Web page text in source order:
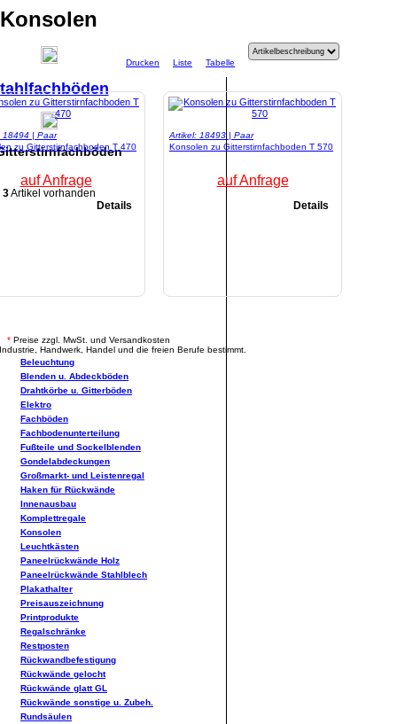
Konsolen
3Artikel vorhanden
Drucken Liste Tabelle
18494 | Paar
zu Gitterstirnfachboden T 470
auf Anfrage
Details
Artikel: 18493 | Paar
Konsolen zu Gitterstirnfachboden T 570
auf Anfrage
Details
* Preise zzgl. MwSt. und Versandkosten
Handwerk, Handel und die freien Berufe bestimmt.
Beleuchtung
Blenden u. Abdeckböden
Drahtkörbe u. Gitterböden
Elektro
Fachböden
Fachbodenunterteilung
Fußteile und Sockelblenden
Gondelabdeckungen
Großmarkt- und Leistenregal
Haken für Rückwände
Innenausbau
Komplettregale
Konsolen
Leuchtkästen
Paneelrückwände Holz
Paneelrückwände Stahlblech
Plakathalter
Preisauszeichnung
Printprodukte
Regalschränke
Restposten
Rückwandbefestigung
Rückwände gelocht
Rückwände glatt GL
Rückwände sonstige u. Zubeh.
Rundsäulen